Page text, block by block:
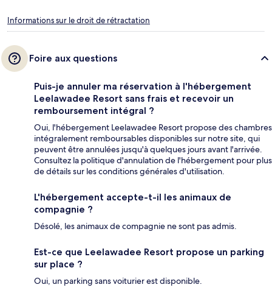
Informations sur le droit de rétractation
Foire aux questions
Puis-je annuler ma réservation à l'hébergement
Leelawadee Resort sans frais et recevoir un
remboursement intégral ?
Oui, l'hébergement Leelawadee Resort propose des chambres
intégralement remboursables disponibles sur notre site, qui
peuvent être annulées jusqu'à quelques jours avant l'arrivée.
Consultez la politique d'annulation de l'hébergement pour plus
de détails sur les conditions générales d'utilisation.
L'hébergement accepte-t-il les animaux de
compagnie ?
Désolé, les animaux de compagnie ne sont pas admis.
Est-ce que Leelawadee Resort propose un parking
sur place ?
Oui, un parking sans voiturier est disponible.